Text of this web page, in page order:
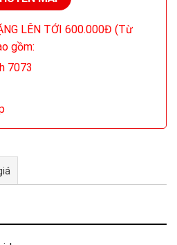
LÊN TỚI 600.000Đ (Từ
gồm:
7073